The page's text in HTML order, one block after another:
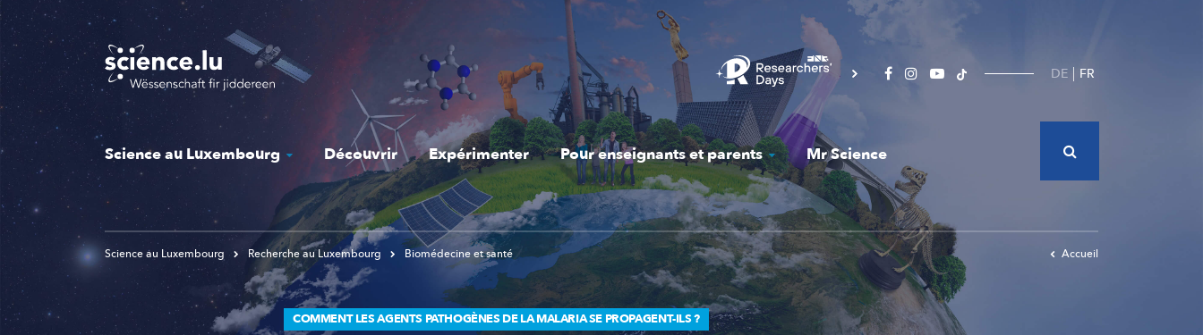
Skip
to
main
content
DE FR
Science au Luxembourg Découvrir Expérimenter Pour enseignants et parents Mr Science
Science au Luxembourg Recherche au Luxembourg Biomédecine et santé Accueil
COMMENT LES AGENTS PATHOGÈNES DE LA MALARIA SE PROPAGENT-ILS ?